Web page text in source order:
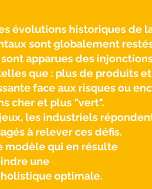
évolutions historiques de
sont globalement
apparues des
que : plus de produits
face aux risques ou
cher et plus "vert".
les industriels
à relever ces défis.
modèlequi en résulte
une
optimale.